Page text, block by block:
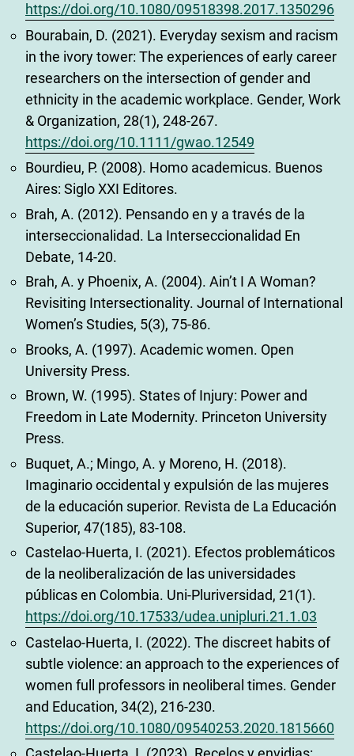
https://doi.org/10.1080/09518398.2017.1350296
Bourabain, D. (2021). Everyday sexism and racism
in the ivory tower: The experiences of early career
researchers on the intersection of gender and
ethnicity in the academic workplace. Gender, Work
& Organization, 28(1), 248-267.
https://doi.org/10.1111/gwao.12549
Bourdieu, P. (2008). Homo academicus. Buenos
Aires: Siglo XXI Editores.
Brah, A. (2012). Pensando en y a través de la
interseccionalidad. La Interseccionalidad En
Debate, 14-20.
Brah, A. y Phoenix, A. (2004). Ain’t I A Woman?
Revisiting Intersectionality. Journal of International
Women’s Studies, 5(3), 75-86.
Brooks, A. (1997). Academic women. Open
University Press.
Brown, W. (1995). States of Injury: Power and
Freedom in Late Modernity. Princeton University
Press.
Buquet, A.; Mingo, A. y Moreno, H. (2018).
Imaginario occidental y expulsión de las mujeres
de la educación superior. Revista de La Educación
Superior, 47(185), 83-108.
Castelao-Huerta, I. (2021). Efectos problemáticos
de la neoliberalización de las universidades
públicas en Colombia. Uni-Pluriversidad, 21(1).
https://doi.org/10.17533/udea.unipluri.21.1.03
Castelao-Huerta, I. (2022). The discreet habits of
subtle violence: an approach to the experiences of
women full professors in neoliberal times. Gender
and Education, 34(2), 216-230.
https://doi.org/10.1080/09540253.2020.1815660